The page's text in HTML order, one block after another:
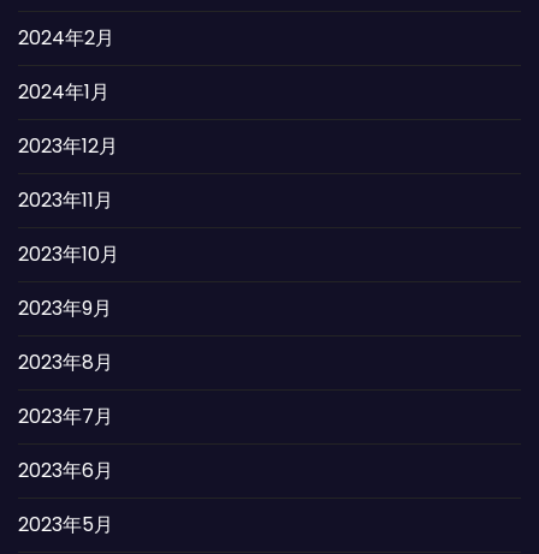
2024年2月
2024年1月
2023年12月
2023年11月
2023年10月
2023年9月
2023年8月
2023年7月
2023年6月
2023年5月